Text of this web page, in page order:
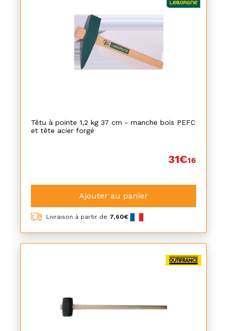
Têtu à pointe 1,2 kg 37 cm - manche bois PEFC
et tête acier forgé
31€16
Ajouter au panier
Livraison à partir de 7,60€